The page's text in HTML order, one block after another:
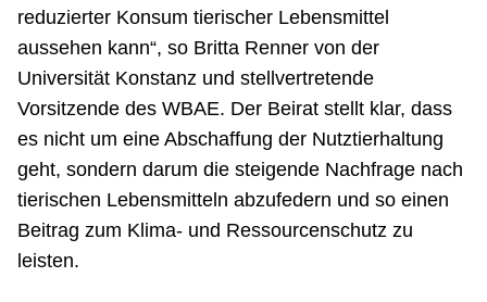
reduzierter Konsum tierischer Lebensmittel
aussehen kann“, so Britta Renner von der
Universität Konstanz und stellvertretende
Vorsitzende des WBAE. Der Beirat stellt klar, dass
es nicht um eine Abschaffung der Nutztierhaltung
geht, sondern darum die steigende Nachfrage nach
tierischen Lebensmitteln abzufedern und so einen
Beitrag zum Klima- und Ressourcenschutz zu
leisten.